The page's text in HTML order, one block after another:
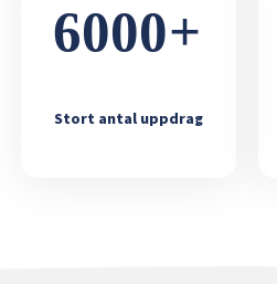
Stort antal uppdrag